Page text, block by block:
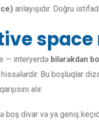
anlayışıdır. Doğru
space
— interyerdə bilərəkdən
Bu boşluqlar
alır.
boş divar və ya geniş